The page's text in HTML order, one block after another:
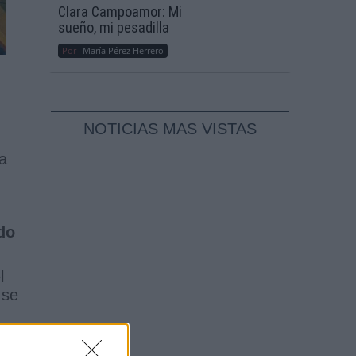
Clara Campoamor: Mi
sueño, mi pesadilla
Por María Pérez Herrero
NOTICIAS MAS VISTAS